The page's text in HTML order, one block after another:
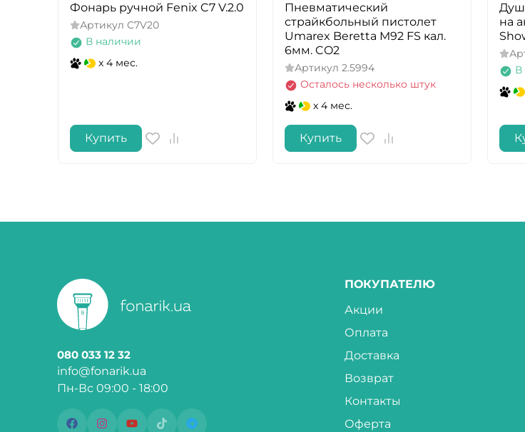
Фонарь ручной Fenix ​​C7 V.2.0
Артикул C7V20
В наличии
x 4 мес.
Купить
Пневматический
страйкбольный пистолет
Umarex Beretta M92 FS кал.
6мм. CO2
Артикул 2.5994
Осталось несколько штук
x 4 мес.
Купить
Душ
на
В
080 033 12 32
info@fonarik.ua
Пн-Вс 09:00 - 18:00
ПОКУПАТЕЛЮ
Акции
Оплата
Доставка
Возврат
Контакты
Оферта